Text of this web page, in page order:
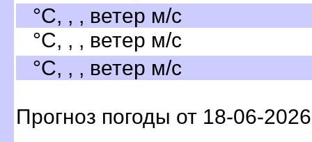
°C, , , ветер м/с
°C, , , ветер м/с
°C, , , ветер м/с
Прогноз погоды от 18-06-